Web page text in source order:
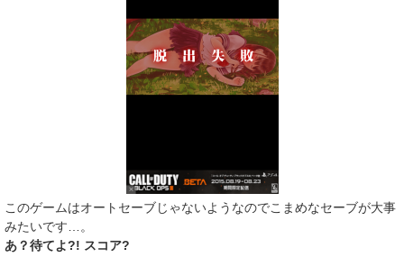
このゲームはオートセーブじゃないようなのでこまめなセーブが大事
みたいです…。
あ？待てよ?! スコア?